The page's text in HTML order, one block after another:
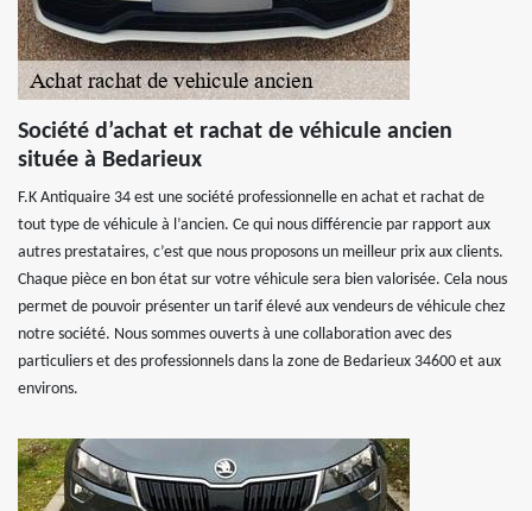
Société d’achat et rachat de véhicule ancien
située à Bedarieux
F.K Antiquaire 34 est une société professionnelle en achat et rachat de
tout type de véhicule à l’ancien. Ce qui nous différencie par rapport aux
autres prestataires, c’est que nous proposons un meilleur prix aux clients.
Chaque pièce en bon état sur votre véhicule sera bien valorisée. Cela nous
permet de pouvoir présenter un tarif élevé aux vendeurs de véhicule chez
notre société. Nous sommes ouverts à une collaboration avec des
particuliers et des professionnels dans la zone de Bedarieux 34600 et aux
environs.